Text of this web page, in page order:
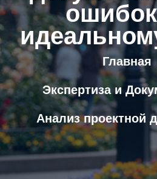
Главная
Экспертиза и
Анализ проектной